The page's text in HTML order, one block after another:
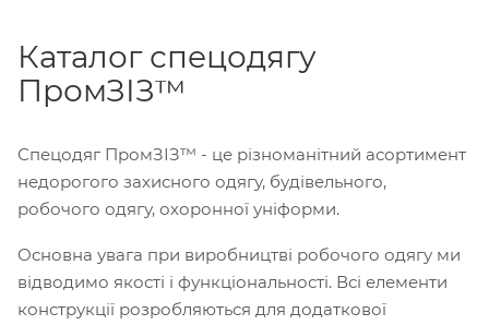
Каталог спецодягу
ПромЗІЗ™
Спецодяг ПромЗІЗ™ - це різноманітний асортимент
недорогого захисного одягу, будівельного,
робочого одягу, охоронної уніформи.
Основна увага при виробництві робочого одягу ми
відводимо якості і функціональності. Всі елементи
конструкції розробляються для додаткової